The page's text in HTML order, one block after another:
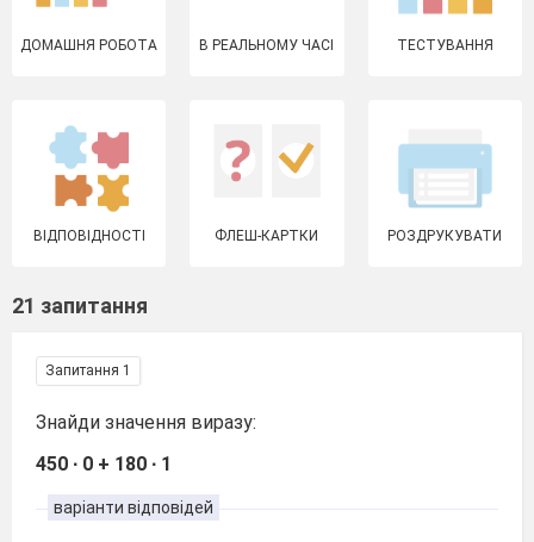
ДОМАШНЯ РОБОТА В РЕАЛЬНОМУ ЧАСІ ТЕСТУВАННЯ
ВІДПОВІДНОСТІ ФЛЕШ-КАРТКИ РОЗДРУКУВАТИ
21 запитання
Запитання 1
Знайди значення виразу:
450 ∙ 0 + 180 ∙ 1
варіанти відповідей